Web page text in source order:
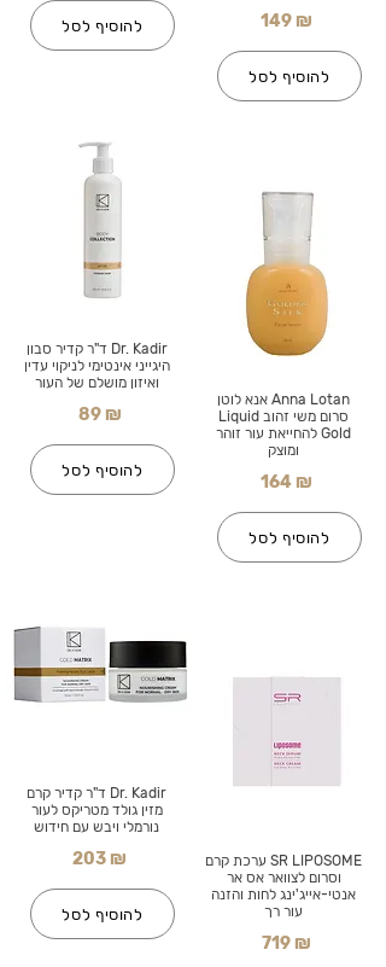
להוסיף לסל
Dr. Kadir ד"ר קדיר סבון
היגייני אינטימי לניקוי עדין
ואיזון מושלם של העור
89 ₪
להוסיף לסל
Dr. Kadir ד"ר קדיר קרם
מזין גולד מטריקס לעור
נורמלי ויבש עם חידוש
203 ₪
להוסיף לסל
149 ₪
להוסיף לסל
Anna Lotan אנא לוטן
סרום משי זהוב Liquid
Gold להחייאת עור זוהר
ומוצק
164 ₪
להוסיף לסל
SR LIPOSOME ערכת קרם
וסרום לצוואר אס אר
אנטי-אייג'ינג לחות והזנה
עור רך
719 ₪